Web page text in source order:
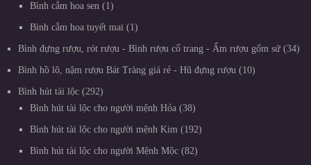
Bình cắm hoa sen 1
Bình cắm hoa tuyết mai 1
Bình đựng rượu, rót rượu - Bình rượu cổ trang - Ấm rượu gốm sứ 34
Bình hồ lô, nậm rượu Bát Tràng giá rẻ - Hũ đựng rượu 10
Bình hút tài lộc
292
Bình hút tài lộc cho người mệnh Hỏa
38
Bình hút tài lộc cho người mệnh Kim 192
Bình hút tài lộc cho người Mệnh Mộc 82